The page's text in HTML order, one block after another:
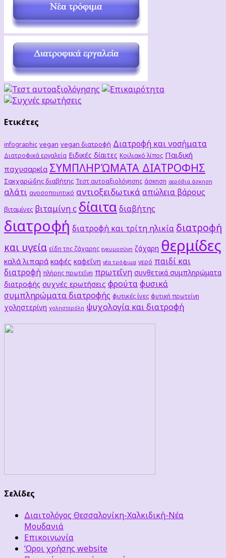
Ετικέτες
infographic vegan vegan διατροφή Διατροφή και νοσήματα
Διατροφικά εργαλεία Ειδικές δίαιτες Κοιλιακό λίπος Παιδική
παχυσαρκία ΣΥΜΠΛΗΡΏΜΑΤΑ ΔΙΑΤΡΟΦΗΣ
Σακχαρώδης διαβήτης Τεστ αυτοαξιολόγησης άσκηση αερόβια άσκηση
αλάτι ανοσοποιητικό αντιοξειδωτικά απώλεια βάρους
βιταμίνες βιταμίνη c δίαιτα διαβήτης
διατροφή διατροφή και τρίτη ηλικία διατροφή
και υγεία είδη της ζάχαρης εγκυμοσύνη ζάχαρη θερμίδες
καλά λιπαρά καφές καφεΐνη νέα τρόφιμα νερό παιδί και
διατροφή πλήρης πρωτεΐνη πρωτεΐνη συνθετικά συμπληρώματα
διατροφής συχνές ερωτήσεις φρούταφυσικά
συμπληρώματα διατροφής φυτικές ίνες φυτική πρωτείνη
χοληστερίνη χοληστερόλη ψυχολογία και διατροφή
Σελίδες
Διαιτολόγος Θεσσαλονίκη-Χαλκιδική-Νέα
Μουδανιά
Επικοινωνία
‘Οροι χρήσης website